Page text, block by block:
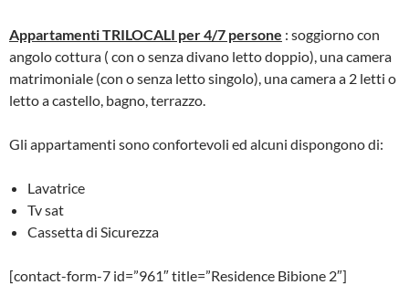
Appartamenti TRILOCALI per 4/7 persone : soggiorno con
angolo cottura ( con o senza divano letto doppio), una camera
matrimoniale (con o senza letto singolo), una camera a 2 letti o
letto a castello, bagno, terrazzo.
Gli appartamenti sono confortevoli ed alcuni dispongono di:
Lavatrice
Tv sat
Cassetta di Sicurezza
[contact-form-7 id=”961″ title=”Residence Bibione 2″]